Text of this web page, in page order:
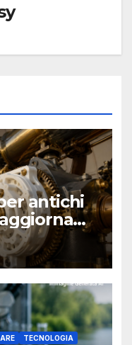
antichi
1930 della
at
TECNOLOGIA